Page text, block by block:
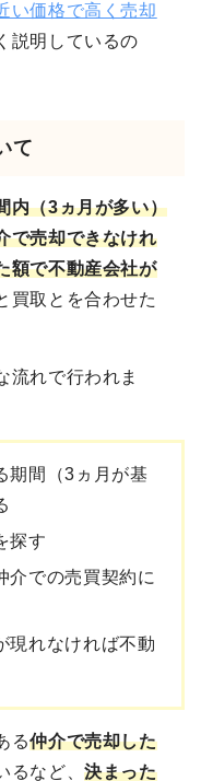
い価格で高く売却
説明しているの
て
内（3ヵ月が多い）
で売却できなけれ
額で不動産会社が
買取とを合わせた
流れで行われま
期間（3ヵ月が基
探す
介での売買契約に
現れなければ不動
る仲介で売却した
るなど、決まった